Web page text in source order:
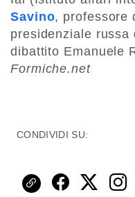
Savino, professore
presidenziale russa
dibattito Emanuele
Formiche.net
CONDIVIDI SU: